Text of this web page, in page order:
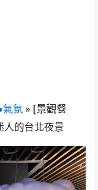
氣氛» [景觀餐
人的台北夜景